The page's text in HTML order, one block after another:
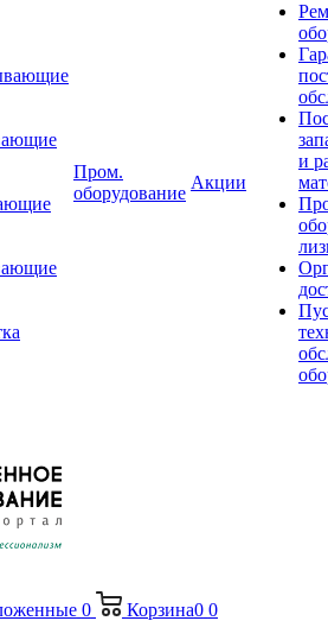
Пром.
оборудование
Акции
и
0 Корзина0 0